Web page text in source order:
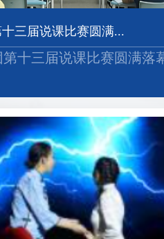
赋能优教提质 ...
字赋能优教提质 ——西北